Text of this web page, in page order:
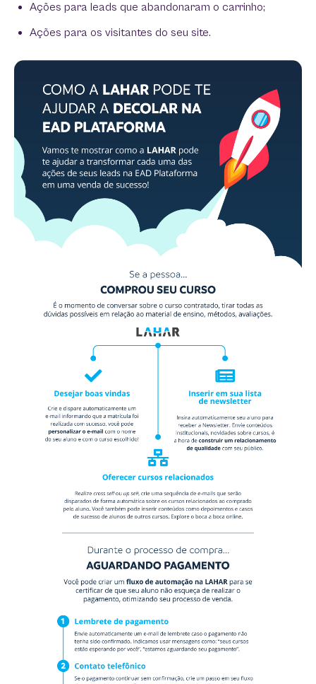
Ações para leads que abandonaram o carrinho;
Ações para os visitantes do seu site.